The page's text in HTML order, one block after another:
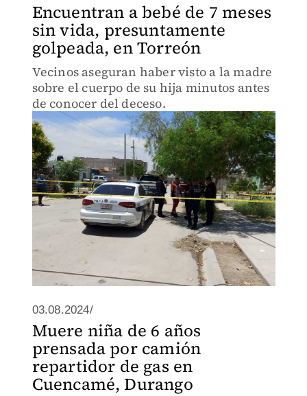
Encuentran a bebé de 7 meses
sin vida, presuntamente
golpeada, en Torreón
Vecinos aseguran haber visto a la madre
sobre el cuerpo de su hija minutos antes
de conocer del deceso.
03.08.2024/
Muere niña de 6 años
prensada por camión
repartidor de gas en
Cuencamé, Durango